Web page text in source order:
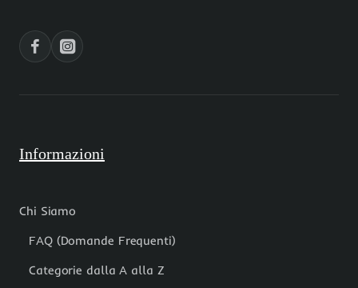
Informazioni
Chi Siamo
FAQ (Domande Frequenti)
Categorie dalla A alla Z